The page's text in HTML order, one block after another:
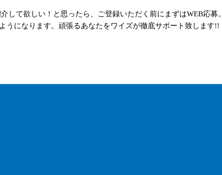
して欲しい！と思ったら、ご登録いただく前にまずはWEB応募。
うになります。頑張るあなたをワイズが徹底サポート致します!!